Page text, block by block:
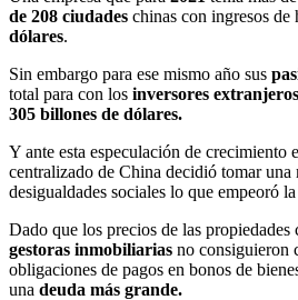
de 208 ciudades chinas con ingresos de
dólares.
Sin embargo para ese mismo año sus
total para con los inversores
305 billones de dólares.
Y ante esta especulación de crecimiento
centralizado de China decidió tomar una
desigualdades sociales lo que empeoró
Dado que los precios de las propiedades
gestoras inmobiliarias no consiguieron
obligaciones de pagos en bonos de
una deuda más grande.